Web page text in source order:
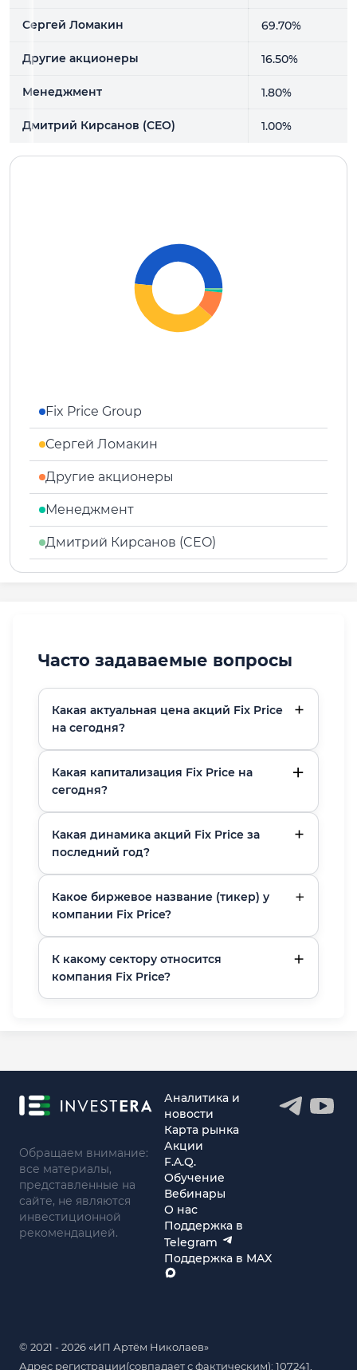
Сергей Ломакин 69.70%
Другие акционеры 16.50%
Менеджмент 1.80%
Дмитрий Кирсанов (CEO) 1.00%
Fix Price Group
Сергей Ломакин
Другие акционеры
Менеджмент
Дмитрий Кирсанов (CEO)
Часто задаваемые вопросы
Какая актуальная цена акций Fix Price
на сегодня?
Какая капитализация Fix Price на
сегодня?
Какая динамика акций Fix Price за
последний год?
Какое биржевое название (тикер) у
компании Fix Price?
К какому сектору относится
компания Fix Price?
Обращаем внимание:
все материалы,
представленные на
сайте, не являются
инвестиционной
рекомендацией.
Аналитика и
новости
Карта рынка
Акции
F.A.Q.
Обучение
Вебинары
О нас
Поддержка в
Telegram
Поддержка в MAX
© 2021 - 2026 «ИП Артём Николаев»
Адрес регистрации(совпадает с фактическим): 107241,